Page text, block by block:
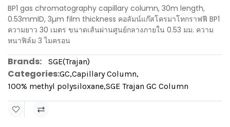
BP1 gas chromatography capillary column, 30m length,
0.53mmID, 3µm film thickness คอลัมน์แก๊สโครมาโทกราฟฟี BP1
ความยาว 30 เมตร ขนาดเส้นผ่านศูนย์กลางภายใน 0.53 มม. ความ
หนาฟิล์ม 3 ไมครอน
Brands: SGE(Trajan)
Categories:GC,Capillary Column,
100% methyl polysiloxane,SGE Trajan GC Column